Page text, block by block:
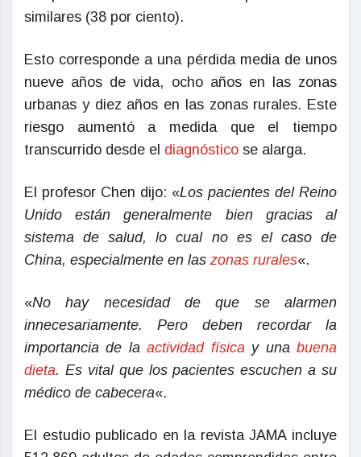
similares (38 por ciento).
Esto corresponde a una pérdida media de unos
nueve años de vida, ocho años en las zonas
urbanas y diez años en las zonas rurales. Este
riesgo aumentó a medida que el tiempo
transcurrido desde el diagnóstico se alarga.
El profesor Chen dijo: «Los pacientes del Reino
Unido están generalmente bien gracias al
sistema de salud, lo cual no es el caso de
China, especialmente en las zonas rurales«.
«No hay necesidad de que se alarmen
innecesariamente. Pero deben recordar la
importancia de laactividad físicay unabuena
dieta. Es vital que los pacientes escuchen a su
médico de cabecera«.
El estudio publicado en la revista JAMA incluye